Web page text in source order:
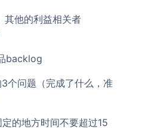
其他的利益相关者
backlog
个问题（完成了什么，准
的地方时间不要超过15